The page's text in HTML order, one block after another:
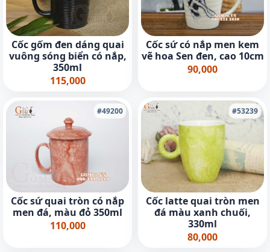
Cốc gốm đen dáng quai
vuông sóng biển có nắp,
350ml
115,000
Cốc sứ có nắp men kem
vẽ hoa Sen đen, cao 10cm
90,000
#49200
Cốc sứ quai tròn có nắp
men đá, màu đỏ 350ml
110,000
#53239
Cốc latte quai tròn men
đá màu xanh chuối,
330ml
80,000